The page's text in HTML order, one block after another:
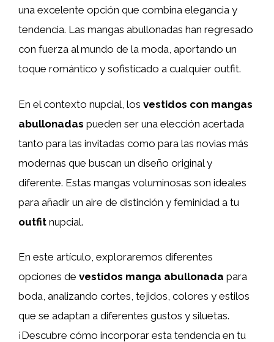
una excelente opción que combina elegancia y
tendencia. Las mangas abullonadas han regresado
con fuerza al mundo de la moda, aportando un
toque romántico y sofisticado a cualquier outfit.
En el contexto nupcial, los vestidos con mangas
abullonadas pueden ser una elección acertada
tanto para las invitadas como para las novias más
modernas que buscan un diseño original y
diferente. Estas mangas voluminosas son ideales
para añadir un aire de distinción y feminidad a tu
outfit nupcial.
En este artículo, exploraremos diferentes
opciones de vestidos manga abullonada para
boda, analizando cortes, tejidos, colores y estilos
que se adaptan a diferentes gustos y siluetas.
¡Descubre cómo incorporar esta tendencia en tu